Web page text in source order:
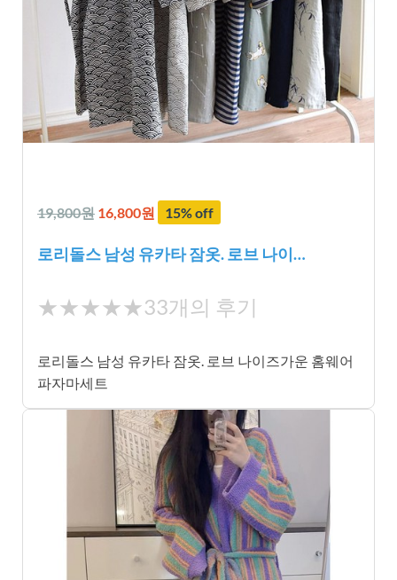
19,800원 16,800원 15% off
로리돌스 남성 유카타 잠옷. 로브 나이…
★
★
★
★★★★★33개의 후기
로리돌스 남성 유카타 잠옷. 로브 나이즈가운 홈웨어
파자마세트